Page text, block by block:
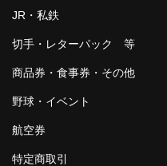
JR・私鉄
切手・レターパック 等
商品券・食事券・その他
野球・イベント
航空券
特定商取引